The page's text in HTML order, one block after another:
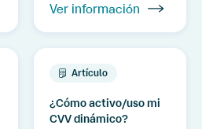
Ver información
Artículo
¿Cómo activo/uso mi
CVV dinámico?